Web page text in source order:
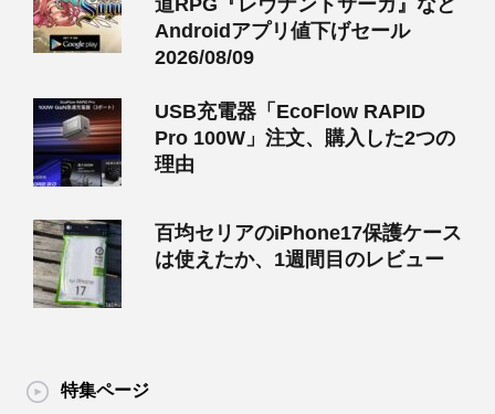
道RPG『レヴナントサーガ』など
Androidアプリ値下げセール
2026/08/09
USB充電器「EcoFlow RAPID
Pro 100W」注文、購入した2つの
理由
百均セリアのiPhone17保護ケース
は使えたか、1週間目のレビュー
特集ページ